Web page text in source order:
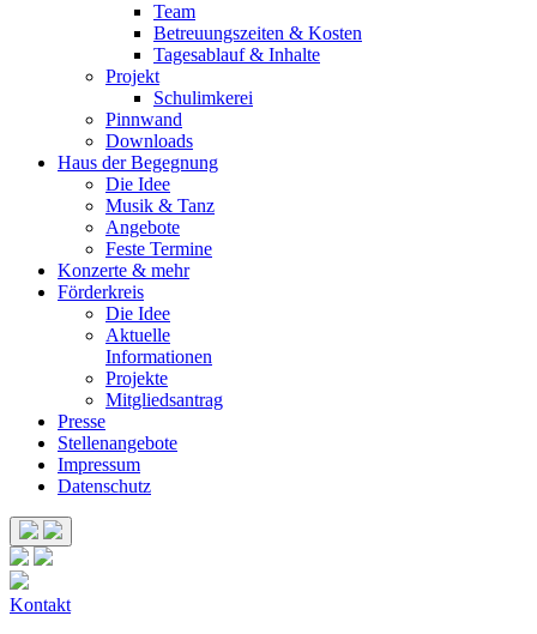
Team
Betreuungszeiten & Kosten
Tagesablauf & Inhalte
Projekt
Schulimkerei
Pinnwand
Downloads
Haus der Begegnung
Die Idee
Musik & Tanz
Angebote
Feste Termine
Konzerte & mehr
Förderkreis
Die Idee
Aktuelle
Informationen
Projekte
Mitgliedsantrag
Presse
Stellenangebote
Impressum
Datenschutz
Kontakt